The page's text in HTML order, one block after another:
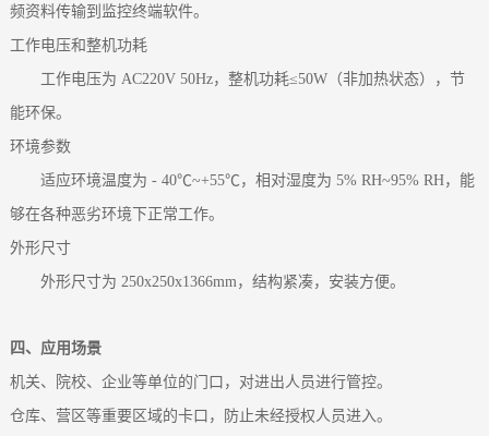
频资料传输到监控终端软件。
工作电压和整机功耗
工作电压为 AC220V 50Hz，整机功耗≤50W（非加热状态），节
能环保。
环境参数
适应环境温度为 - 40℃~+55℃，相对湿度为 5% RH~95% RH，能
够在各种恶劣环境下正常工作。
外形尺寸
外形尺寸为 250x250x1366mm，结构紧凑，安装方便。
四、应用场景
机关、院校、企业等单位的门口，对进出人员进行管控。
仓库、营区等重要区域的卡口，防止未经授权人员进入。